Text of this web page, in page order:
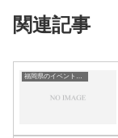
関連記事
福岡県のイベント会場一覧